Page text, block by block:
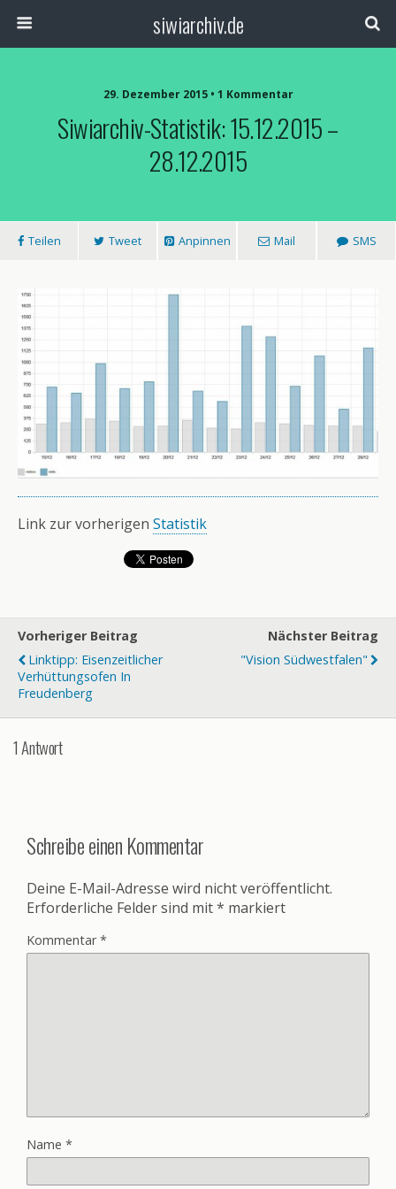
siwiarchiv.de
29. Dezember 2015 • 1 Kommentar
Siwiarchiv-Statistik: 15.12.2015 –
28.12.2015
Teilen Tweet Anpinnen Mail SMS
Link zur vorherigen Statistik
Vorheriger Beitrag
Linktipp: Eisenzeitlicher
Verhüttungsofen In
Freudenberg
Nächster Beitrag
"Vision Südwestfalen"
1 Antwort
Schreibe einen Kommentar
Deine E-Mail-Adresse wird nicht veröffentlicht.
Erforderliche Felder sind mit* markiert
Kommentar*
Name *